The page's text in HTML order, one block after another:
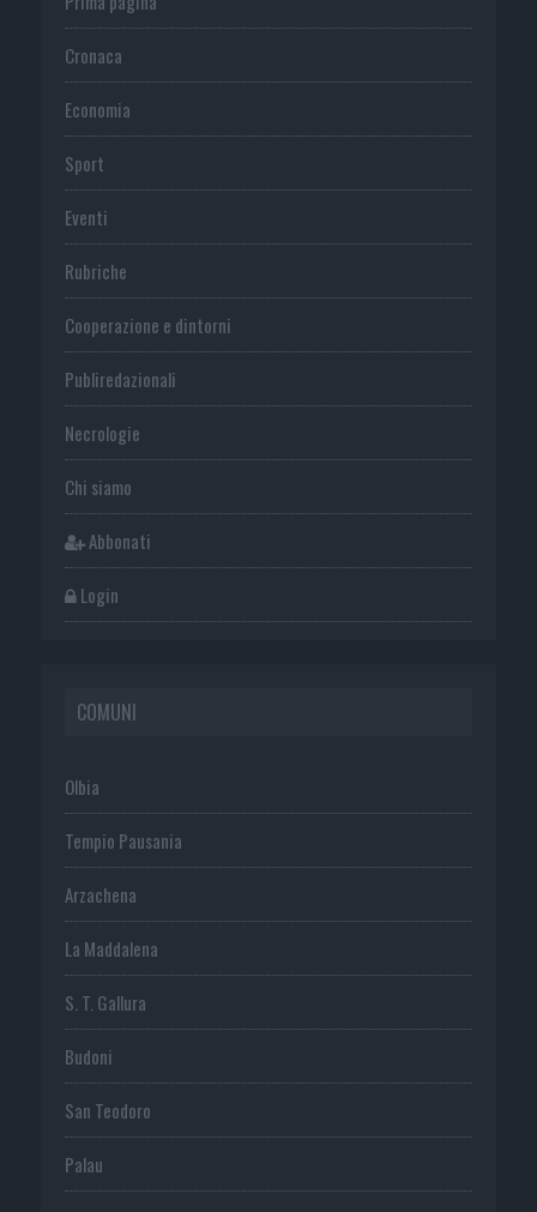
Cronaca
Economia
Sport
Eventi
Rubriche
Cooperazione e dintorni
Publiredazionali
Necrologie
Chi siamo
Abbonati
Login
COMUNI
Olbia
Tempio Pausania
Arzachena
La Maddalena
S. T. Gallura
Budoni
San Teodoro
Palau